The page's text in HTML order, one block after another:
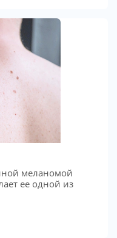
меланомой
ее одной из